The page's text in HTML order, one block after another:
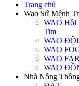
Trang chủ
Wao Sứ Mệnh
WAO Hồi
Tim
WAO
WAO
WAO
WAO
Nhà Nông